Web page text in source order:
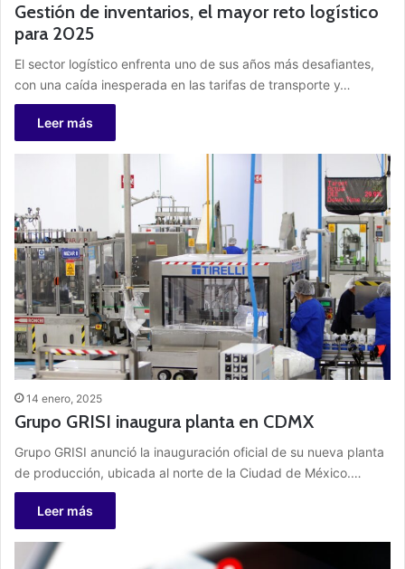
Gestión de inventarios, el mayor reto logístico
para 2025
El sector logístico enfrenta uno de sus años más desafiantes,
con una caída inesperada en las tarifas de transporte y…
Leer más
14 enero, 2025
Grupo GRISI inaugura planta en CDMX
Grupo GRISI anunció la inauguración oficial de su nueva planta
de producción, ubicada al norte de la Ciudad de México.…
Leer más